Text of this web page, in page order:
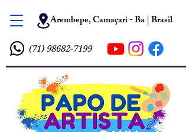
Arembepe, Camaçari - Ba | Brasil
(71) 98682-7199